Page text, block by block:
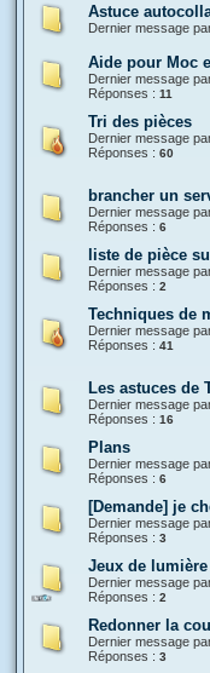
Astuce
Dernier message
Aide pour Moc
Dernier message
Réponses : 11
Tri des pièces
Dernier message
Réponses : 60
brancher un
Dernier message
Réponses : 6
liste de pièce
Dernier message
Réponses : 2
Techniques de
Dernier message
Réponses : 41
Les astuces de
Dernier message
Réponses : 16
Plans
Dernier message
Réponses : 6
[Demande] je
Dernier message
Réponses : 3
Jeux de lumière
Dernier message
Réponses : 2
Redonner la
Dernier message
Réponses : 3